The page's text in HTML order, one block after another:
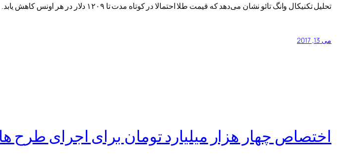
تحلیل تکنیکال وانگ تائو نشان می‌دهد که قیمت طلا احتمالا در کوتاه مدت تا ۱۲۰۹ دلار در هر اونس کاهش یابد.
می 13, 2017
اختصاص چهار هزار میلیارد تومان برای اجرای طرح